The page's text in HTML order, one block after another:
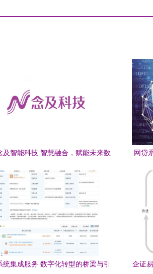
及智能科技 智慧融合，赋能未来数
网贷
统集成服务 数字化转型的桥梁与引 企证